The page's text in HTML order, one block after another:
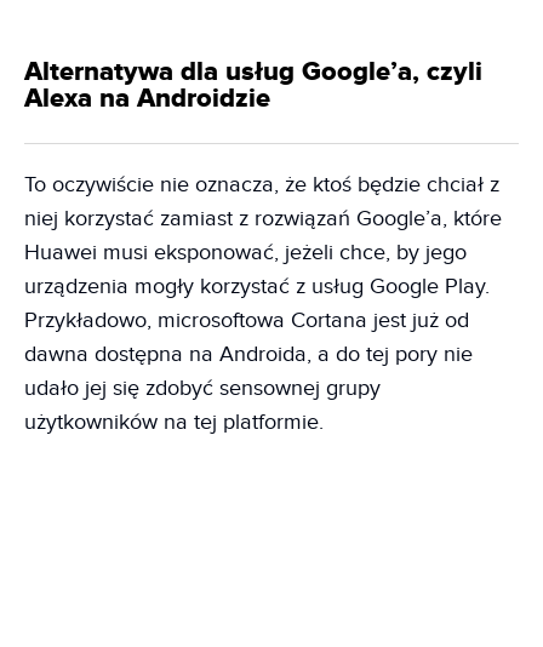
Alternatywa dla usług Google’a, czyli
Alexa na Androidzie
To oczywiście nie oznacza, że ktoś będzie chciał z
niej korzystać zamiast z rozwiązań Google’a, które
Huawei musi eksponować, jeżeli chce, by jego
urządzenia mogły korzystać z usług Google Play.
Przykładowo, microsoftowa Cortana jest już od
dawna dostępna na Androida, a do tej pory nie
udało jej się zdobyć sensownej grupy
użytkowników na tej platformie.